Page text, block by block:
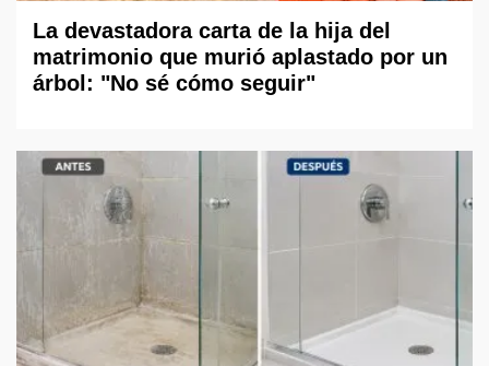
La devastadora carta de la hija del
matrimonio que murió aplastado por un
árbol: "No sé cómo seguir"